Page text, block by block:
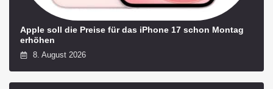
Apple soll die Preise für das iPhone 17 schon Montag
erhöhen
8. August 2026